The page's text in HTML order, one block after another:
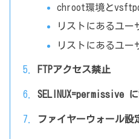
chroot環境と
リストにあるユー
リストにあるユー
FTPアクセス禁止
SELINUX=permissive
ファイヤーウォール設